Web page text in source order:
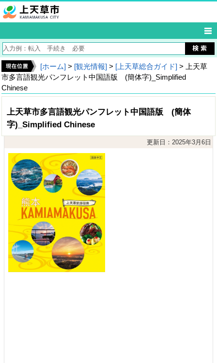
[ホーム] > [観光情報] > [上天草総合ガイド] > 上天草
市多言語観光パンフレット中国語版 (簡体字)_Simplified
Chinese
上天草市多言語観光パンフレット中国語版 (簡体
字)_Simplified Chinese
更新日：2025年3月6日